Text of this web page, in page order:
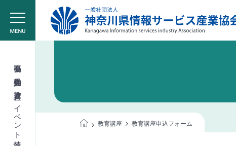
イベント情報 教育講座 教育講座申込フォーム